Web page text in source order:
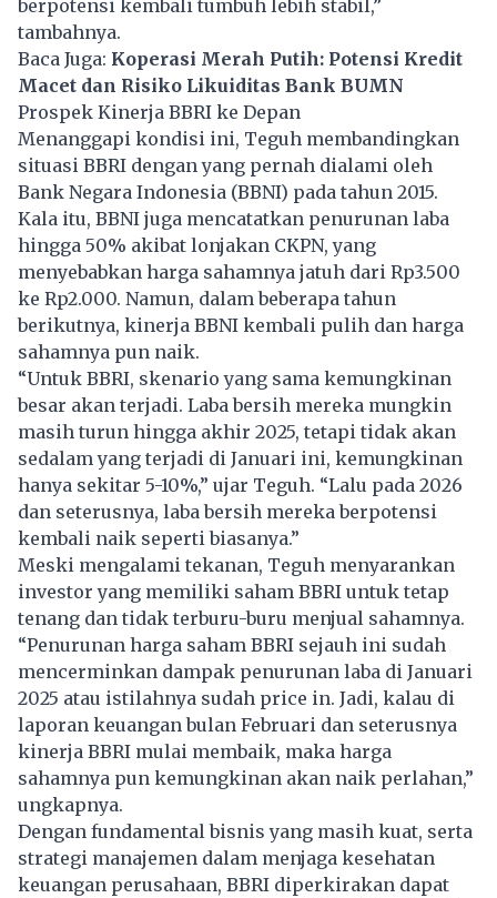
berpotensi kembali tumbuh lebih stabil,”
tambahnya.
Baca Juga: Koperasi Merah Putih: Potensi Kredit
Macet dan Risiko Likuiditas Bank BUMN
Prospek Kinerja BBRI ke Depan
Menanggapi kondisi ini, Teguh membandingkan
situasi BBRI dengan yang pernah dialami oleh
Bank Negara Indonesia (BBNI) pada tahun 2015.
Kala itu, BBNI juga mencatatkan penurunan laba
hingga 50% akibat lonjakan CKPN, yang
menyebabkan harga sahamnya jatuh dari Rp3.500
ke Rp2.000. Namun, dalam beberapa tahun
berikutnya, kinerja BBNI kembali pulih dan harga
sahamnya pun naik.
“Untuk BBRI, skenario yang sama kemungkinan
besar akan terjadi. Laba bersih mereka mungkin
masih turun hingga akhir 2025, tetapi tidak akan
sedalam yang terjadi di Januari ini, kemungkinan
hanya sekitar 5-10%,” ujar Teguh. “Lalu pada 2026
dan seterusnya, laba bersih mereka berpotensi
kembali naik seperti biasanya.”
Meski mengalami tekanan, Teguh menyarankan
investor yang memiliki saham BBRI untuk tetap
tenang dan tidak terburu-buru menjual sahamnya.
“Penurunan harga saham BBRI sejauh ini sudah
mencerminkan dampak penurunan laba di Januari
2025 atau istilahnya sudah price in. Jadi, kalau di
laporan keuangan bulan Februari dan seterusnya
kinerja BBRI mulai membaik, maka harga
sahamnya pun kemungkinan akan naik perlahan,”
ungkapnya.
Dengan fundamental bisnis yang masih kuat, serta
strategi manajemen dalam menjaga kesehatan
keuangan perusahaan, BBRI diperkirakan dapat